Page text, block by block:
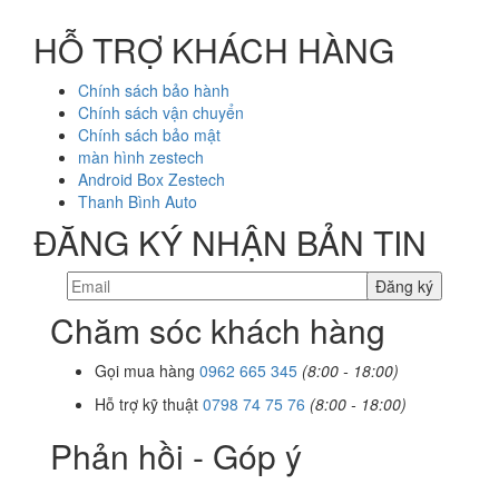
HỖ TRỢ KHÁCH HÀNG
Chính sách bảo hành
Chính sách vận chuyển
Chính sách bảo mật
màn hình zestech
Android Box Zestech
Thanh Bình Auto
ĐĂNG KÝ NHẬN BẢN TIN
Chăm sóc khách hàng
Gọi mua hàng 0962 665 345 (8:00 - 18:00)
Hỗ trợ kỹ thuật 0798 74 75 76 (8:00 - 18:00)
Phản hồi - Góp ý